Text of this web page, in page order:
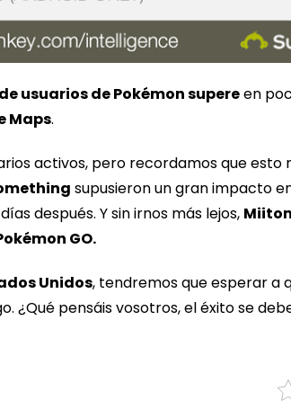
usuarios de Pokémon supereen
Maps.
activos, pero recordamos que
supusieron un gran impacto
después. Y sin irnos más lejos,
GO.
Unidos, tendremos que esperar a
¿Qué pensáis vosotros, el éxito se